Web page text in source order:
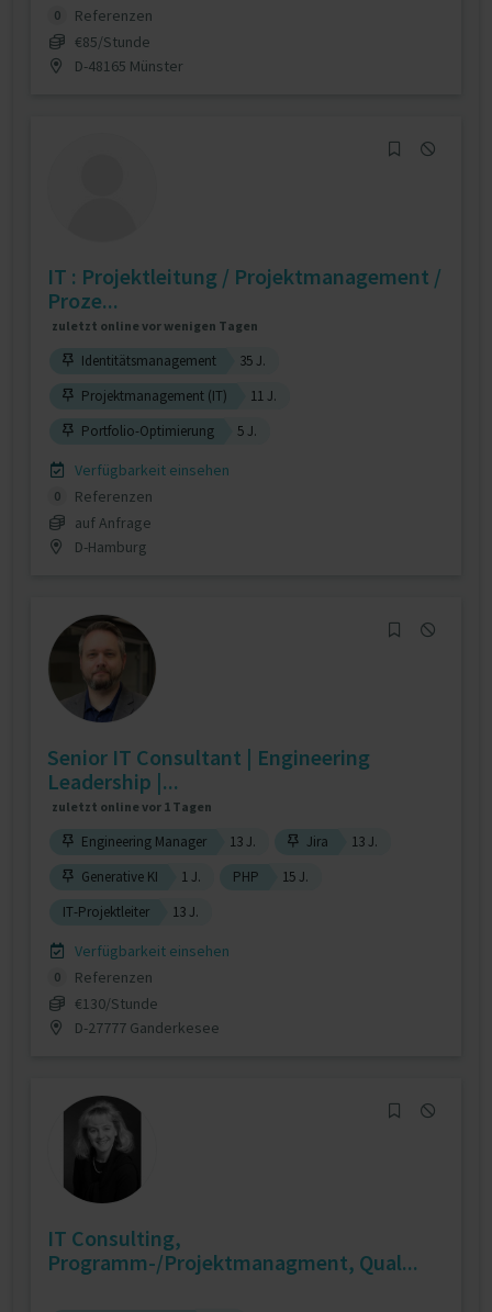
0
Referenzen
€85/Stunde
D-48165 Münster
IT : Projektleitung / Projektmanagement /
Proze...
zuletzt online vor wenigen Tagen
Identitätsmanagement
35 J.
Projektmanagement (IT)
11 J.
Portfolio-Optimierung
5 J.
Verfügbarkeit einsehen
0
Referenzen
auf Anfrage
D-Hamburg
Senior IT Consultant | Engineering
Leadership |...
zuletzt online vor 1 Tagen
Engineering Manager 13 J. Jira
13 J.
Generative KI
1 J. PHP
15 J.
IT-Projektleiter
13 J.
Verfügbarkeit einsehen
0
Referenzen
€130/Stunde
D-27777 Ganderkesee
IT Consulting,
Programm-/Projektmanagment, Qual...